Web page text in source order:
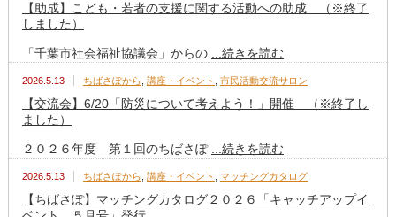
【助成】こども・若者の支援に関する活動への助成 （※終了
しました）
「千葉市社会福祉協議会」からの ...続きを読む
2026.5.13 ちばさぽから 講座・イベント 市民活動交流サロン
【交流会】6/20「防災について考えよう！」開催 （※終了し
ました）
２０２６年度 第１回のちばさぽ ...続きを読む
2026.5.13 ちばさぽから 講座・イベント マッチングカタログ
【ちばさぽ】マッチングカタログ２０２６「キャッチアップイ